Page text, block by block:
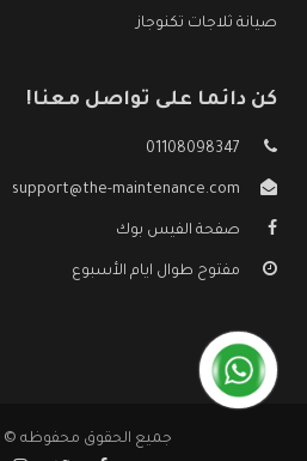
صيانة ثلاجات تكنوجاز
كن دائما على تواصل معنا!
01108098347
support@the-maintenance.com
صفحة الفيس بوك
مفتوح طوال ايام الأسبوع
جميع الحقوق محفوظه ©